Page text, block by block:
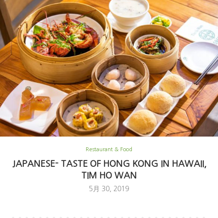
Restaurant & Food
JAPANESE- TASTE OF HONG KONG IN HAWAII,
TIM HO WAN
5月 30, 2019